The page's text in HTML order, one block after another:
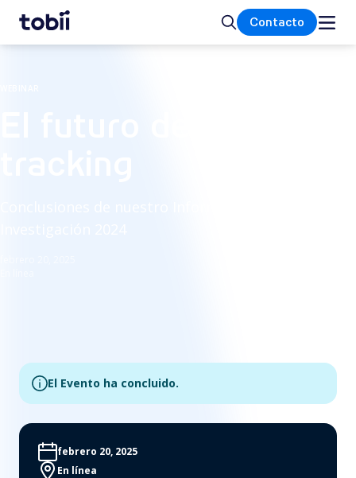
Inicio BuscarContacto
El Evento ha concluido.
febrero 20, 2025
En línea